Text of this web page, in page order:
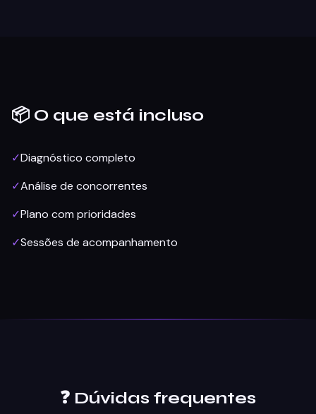
📦 O que está incluso
✓Diagnóstico completo
✓Análise de concorrentes
✓Plano com prioridades
✓Sessões de acompanhamento
❓ Dúvidas frequentes